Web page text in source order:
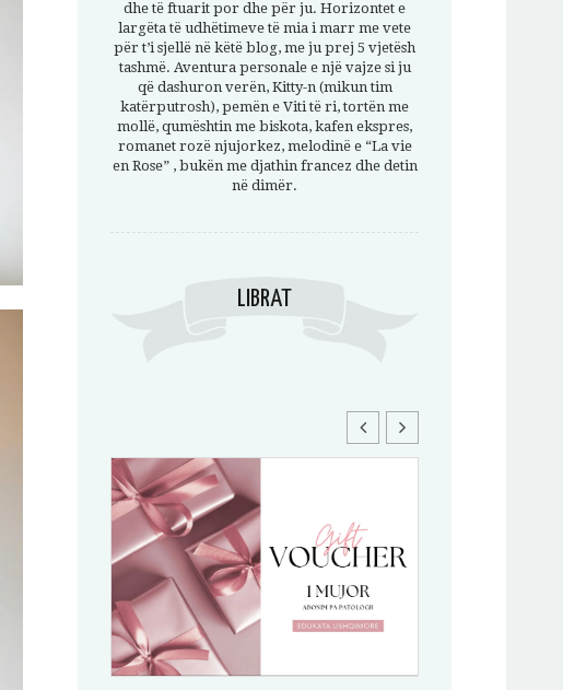
dhe të ftuarit por dhe për ju. Horizontet e
largëta të udhëtimeve të mia i marr me vete
për t’i sjellë në këtë blog, me ju prej 5 vjetësh
tashmë. Aventura personale e një vajze si ju
që dashuron verën, Kitty-n (mikun tim
katërputrosh), pemën e Viti të ri, tortën me
mollë, qumështin me biskota, kafen ekspres,
romanet rozë njujorkez, melodinë e “La vie
en Rose” , bukën me djathin francez dhe detin
në dimër.
LIBRAT